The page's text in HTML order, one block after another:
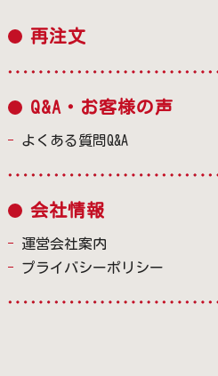
再注文
Q&A・お客様の声
よくある質問Q&A
会社情報
運営会社案内
プライバシーポリシー